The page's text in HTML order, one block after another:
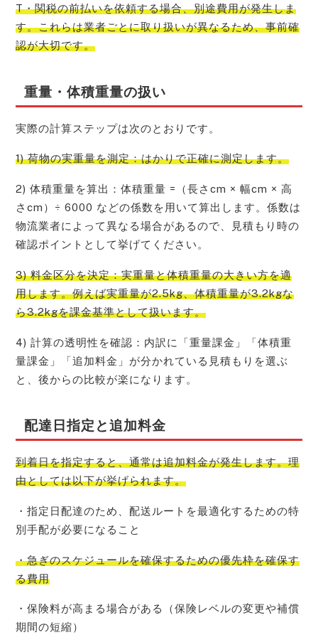
T・関税の前払いを依頼する場合、別途費用が発生しま
す。これらは業者ごとに取り扱いが異なるため、事前確
認が大切です。
重量・体積重量の扱い
実際の計算ステップは次のとおりです。
1) 荷物の実重量を測定：はかりで正確に測定します。
2) 体積重量を算出：体積重量 =（長さcm × 幅cm × 高
さcm）÷ 6000 などの係数を用いて算出します。係数は
物流業者によって異なる場合があるので、見積もり時の
確認ポイントとして挙げてください。
3) 料金区分を決定：実重量と体積重量の大きい方を適
用します。例えば実重量が2.5kg、体積重量が3.2kgな
ら3.2kgを課金基準として扱います。
4) 計算の透明性を確認：内訳に「重量課金」「体積重
量課金」「追加料金」が分かれている見積もりを選ぶ
と、後からの比較が楽になります。
配達日指定と追加料金
到着日を指定すると、通常は追加料金が発生します。理
由としては以下が挙げられます。
・指定日配達のため、配送ルートを最適化するための特
別手配が必要になること
・急ぎのスケジュールを確保するための優先枠を確保す
る費用
・保険料が高まる場合がある（保険レベルの変更や補償
期間の短縮）